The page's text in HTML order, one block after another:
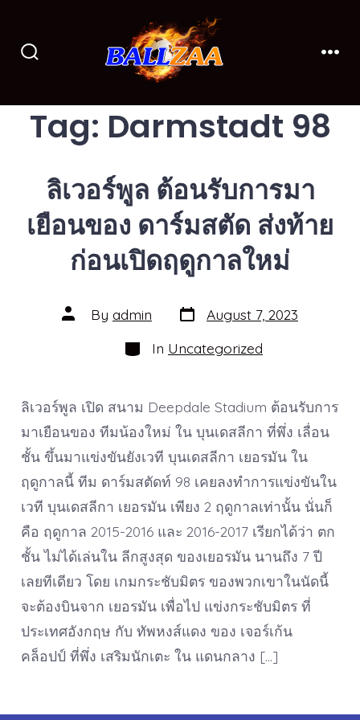
content
Tag: Darmstadt 98
ลิเวอร์พูล ต้อนรับการมา
เยือนของ ดาร์มสตัด ส่งท้าย
ก่อนเปิดฤดูกาลใหม่
Post
author
By admin Post
date
August 7, 2023
Categories
In Uncategorized
ลิเวอร์พูล เปิด สนาม Deepdale Stadium ต้อนรับการ
มาเยือนของ ทีมน้องใหม่ ใน บุนเดสลีกา ที่พึ่ง เลื่อน
ชั้น ขึ้นมาแข่งขันยังเวที บุนเดสลีกา เยอรมัน ใน
ฤดูกาลนี้ ทีม ดาร์มสตัดท์ 98 เคยลงทำการแข่งขันใน
เวที บุนเดสลีกา เยอรมัน เพียง 2 ฤดูกาลเท่านั้น นั่นก็
คือ ฤดูกาล 2015-2016 และ 2016-2017 เรียกได้ว่า ตก
ชั้น ไม่ได้เล่นใน ลีกสูงสุด ของเยอรมัน นานถึง 7 ปี
เลยทีเดียว โดย เกมกระชับมิตร ของพวกเขาในนัดนี้
จะต้องบินจาก เยอรมัน เพื่อไป แข่งกระชับมิตร ที่
ประเทศอังกฤษ กับ ทัพหงส์แดง ของ เจอร์เก้น
คล็อปป์ ที่พึ่ง เสริมนักเตะ ใน แดนกลาง […]